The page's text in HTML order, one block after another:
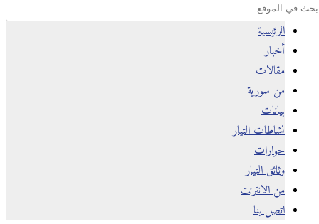
الرئيسية
أخبار
مقالات
من سورية
بيانات
نشاطات التيار
حوارات
وثائق التيار
من الانترنت
اتصل بنا